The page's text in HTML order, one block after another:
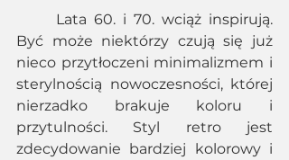
Być może niektórzy czują się już
nieco przytłoczeni minimalizmem i
sterylnością nowoczesności, której
nierzadko brakuje koloru i
przytulności. Styl retro jest
zdecydowanie bardziej kolorowy i